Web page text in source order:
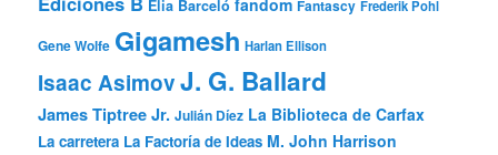
Elia Barceló fandom Fantascy Frederik Pohl
Gene Wolfe Gigamesh Harlan Ellison
Isaac AsimovJ. G. Ballard
James Tiptree Jr. Julián Díez La Biblioteca de Carfax
La carretera La Factoría de Ideas M. John Harrison